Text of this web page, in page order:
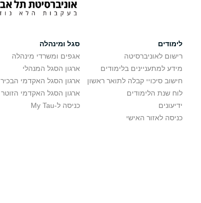
לימודים
רישום לאוניברסיטה
מידע למתעניינים בלימודים
חישוב סיכויי קבלה לתואר ראשון
לוח שנת הלימודים
ידיעונים
כניסה לאזור האישי
סגל ומינהלה
אגפים ומשרדי מינהלה
ארגון הסגל המנהלי
ארגון הסגל האקדמי הבכיר
ארגון הסגל האקדמי הזוטר
כניסה ל-My Tau